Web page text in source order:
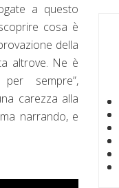
a questo
cosa è
della
altrove. Ne è
sempre”,
carezza alla
narrando, e